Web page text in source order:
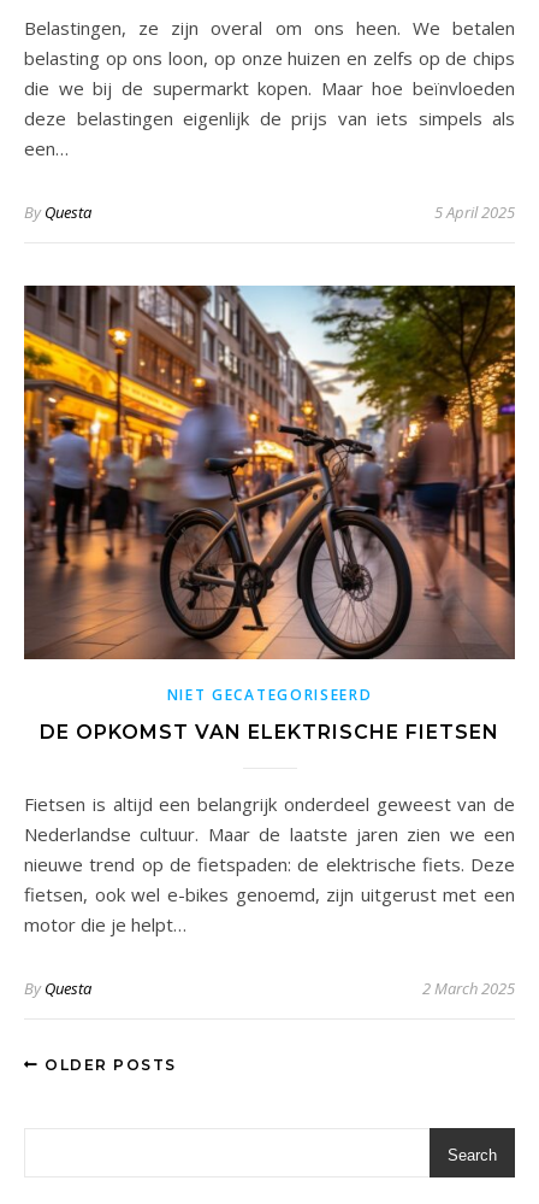
Belastingen, ze zijn overal om ons heen. We betalen
belasting op ons loon, op onze huizen en zelfs op de chips
die we bij de supermarkt kopen. Maar hoe beïnvloeden
deze belastingen eigenlijk de prijs van iets simpels als
een…
ByQuesta 5 April 2025
NIET GECATEGORISEERD
DE OPKOMST VAN ELEKTRISCHE FIETSEN
Fietsen is altijd een belangrijk onderdeel geweest van de
Nederlandse cultuur. Maar de laatste jaren zien we een
nieuwe trend op de fietspaden: de elektrische fiets. Deze
fietsen, ook wel e-bikes genoemd, zijn uitgerust met een
motor die je helpt…
ByQuesta 2 March 2025
OLDER POSTS
Search